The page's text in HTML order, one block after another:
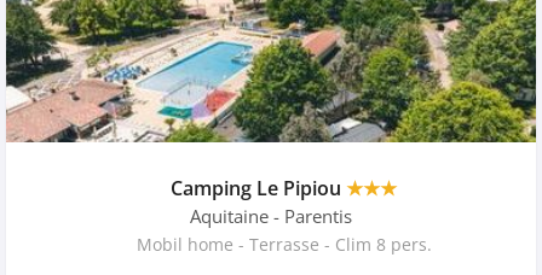
Camping Le Pipiou ★★★
Aquitaine - Parentis
Mobil home - Terrasse - Clim 8 pers.